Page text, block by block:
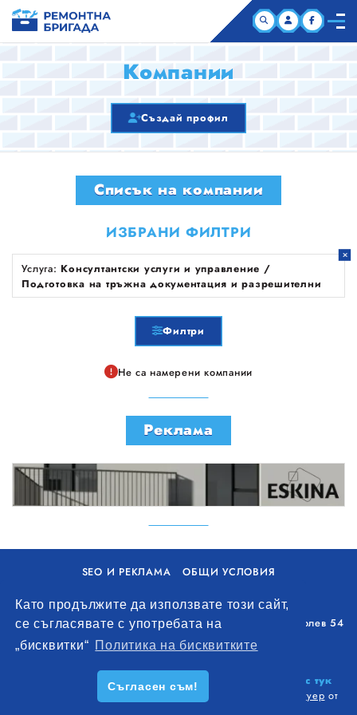
Като продължите да използвате този сайт,
се съгласявате с употребата на
„бисквитки“ Политика на бисквитките
Съгласен съм!
КОМПАНИИ
ЗА НАС
Компании
Създай профил
Списък на компании
ИЗБРАНИ ФИЛТРИ
Услуга: Консултантски услуги и управление /
Подготовка на тръжна документация и разрешителни
Филтри
Не са намерени компании
Реклама
SEO И РЕКЛАМА
ОБЩИ УСЛОВИЯ
Уолоу Интернешънъл ЕООД, гр. Варна, бул. Генерал Колев 54
+359 893 621 112
office@remontna-brigada.com
Създай профил на своя строителен бизнес тук
. Всички права запазени. Изработка на софтуер от